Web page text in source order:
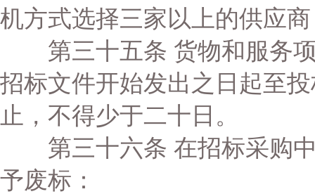
机方式选择三家以上的供应
第三十五条 货物和服务项
招标文件开始发出之日起至
止，不得少于二十日。
第三十六条 在招标采购中
予废标：